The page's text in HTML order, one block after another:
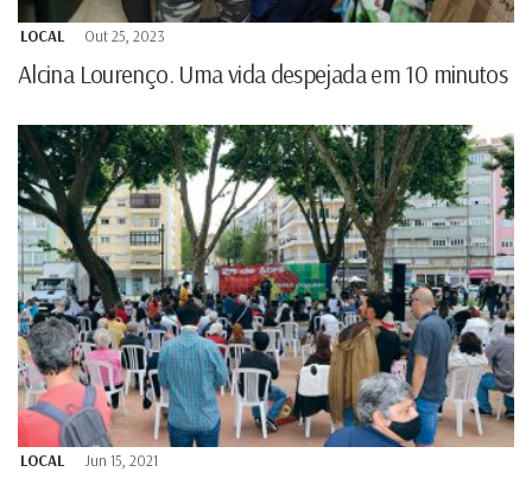
LOCAL Out 25, 2023
Alcina Lourenço. Uma vida despejada em 10 minutos
LOCAL Jun 15, 2021